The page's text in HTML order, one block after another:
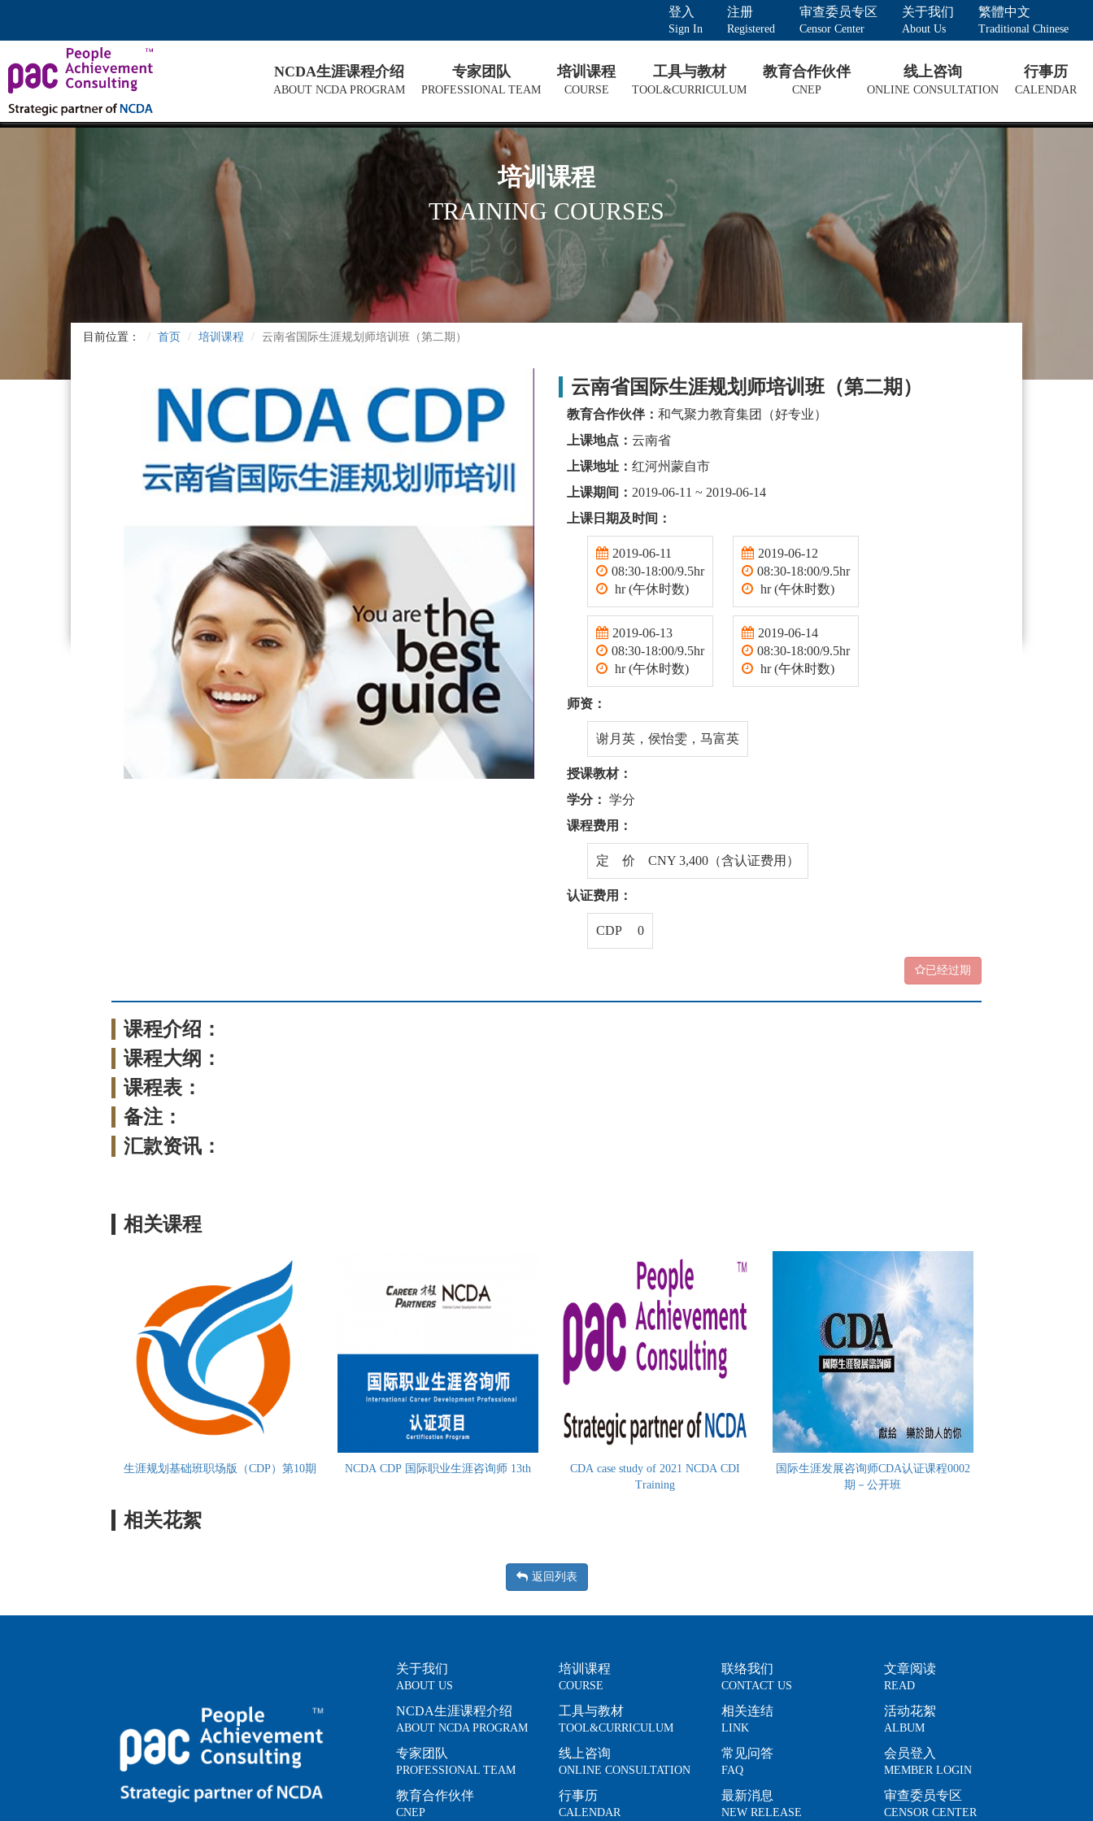
登入
Sign In
注册
Registered
审查委员专区
Censor Center
关于我们
About Us
繁體中文
Traditional Chinese
NCDA生涯课程介绍
ABOUT NCDA PROGRAM
专家团队
PROFESSIONAL TEAM
培训课程
COURSE
工具与教材
TOOL&CURRICULUM
教育合作伙伴
CNEP
线上咨询
ONLINE CONSULTATION
行事历
CALENDAR
培训课程
TRAINING COURSES
目前位置： 首页 培训课程 云南省国际生涯规划师培训班（第二期）
云南省国际生涯规划师培训班（第二期）
教育合作伙伴： 和气聚力教育集团（好专业）
上课地点： 云南省
上课地址： 红河州蒙自市
上课期间： 2019-06-11 ~ 2019-06-14
上课日期及时间：
2019-06-11
08:30-18:00/9.5hr
hr (午休时数)
2019-06-12
08:30-18:00/9.5hr
hr (午休时数)
2019-06-13
08:30-18:00/9.5hr
hr (午休时数)
2019-06-14
08:30-18:00/9.5hr
hr (午休时数)
师资：
谢月英，侯怡雯，马富英
授课教材：
学分： 学分
课程费用：
定 价 CNY 3,400（含认证费用）
认证费用：
CDP 0
已经过期
课程介绍：
课程大纲：
课程表：
备注：
汇款资讯：
相关课程
生涯规划基础班职场版（CDP）第10期 NCDA CDP 国际职业生涯咨询师 13th
CDA case study of 2021 NCDA CDI
Training
国际生涯发展咨询师CDA认证课程0002
期－公开班
相关花絮
返回列表
关于我们
ABOUT US
NCDA生涯课程介绍
ABOUT NCDA PROGRAM
专家团队
PROFESSIONAL TEAM
教育合作伙伴
CNEP
培训课程
COURSE
工具与教材
TOOL&CURRICULUM
线上咨询
ONLINE CONSULTATION
行事历
CALENDAR
联络我们
CONTACT US
相关连结
LINK
常见问答
FAQ
最新消息
NEW RELEASE
文章阅读
READ
活动花絮
ALBUM
会员登入
MEMBER LOGIN
审查委员专区
CENSOR CENTER